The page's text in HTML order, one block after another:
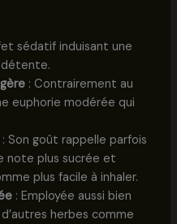
sédatif induisant une
: Contrairement au
euphorie modérée qui
Son goût rappelle parfois
note plus sucrée et
plus facile à inhaler.
: Employée aussi bien
herbes comme